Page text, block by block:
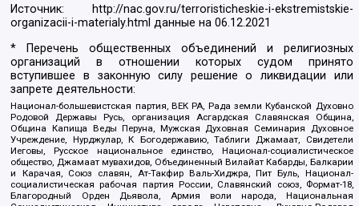
Источник:
http://nac.gov.ru/terroristicheskie-i-ekstremistskie-
organizacii-i-materialy.html данные на06.12.2021
* Перечень общественных объединений и религиозных
организаций в отношении которых судом принято
вступившее в законную силу решение о ликвидации или
запрете деятельности:
Национал-большевистская партия, ВЕК РА, Рада земли Кубанской Духовно
Родовой Державы Русь, организация Асгардская Славянская Община,
Община Капища Веды Перуна, Мужская Духовная Семинария Духовное
Учреждение, Нурджулар, К Богодержавию, Таблиги Джамаат, Свидетели
Иеговы, Русское национальное единство, Национал-социалистическое
общество, Джамаат мувахидов, Объединенный Вилайат Кабарды, Балкарии
и Карачая, Союз славян, Ат-Такфир Валь-Хиджра, Пит Буль, Национал-
социалистическая рабочая партия России, Славянский союз, Формат-18,
Благородный Орден Дьявола, Армия воли народа, Национальная